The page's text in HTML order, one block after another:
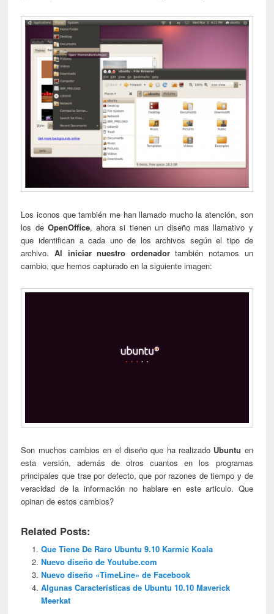
Los iconos que también me han llamado mucho la atención, son
los de OpenOffice, ahora si tienen un diseño mas llamativo y
que identifican a cada uno de los archivos según el tipo de
archivo.Al iniciar nuestro ordenadortambién notamos un
cambio, que hemos capturado en la siguiente imagen:
Son muchos cambios en el diseño que ha realizado Ubuntu en
esta versión, además de otros cuantos en los programas
principales que trae por defecto, que por razones de tiempo y de
veracidad de la información no hablare en este articulo. Que
opinan de estos cambios?
Related Posts:
Que Tiene De Raro Ubuntu 9.10 Karmic Koala
Nuevo diseño de Youtube.com
Nuevo diseño «TimeLine» de Facebook
Algunas Características de Ubuntu 10.10 Maverick
Meerkat